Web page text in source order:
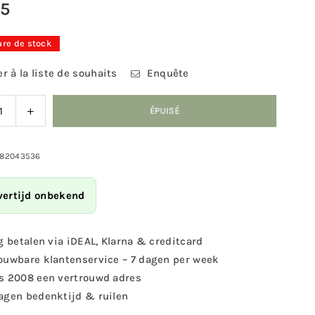
de stock
à la liste de souhaits Enquête
Augmenter
la
pour
-
pin
fourrager
ÉPUISÉ
onbekend
betalen via iDEAL, Klarna & creditcard
klantenservice – 7 dagen per week
2008 een vertrouwd adres
bedenktijd & ruilen